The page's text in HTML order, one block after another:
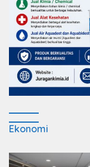
Ekonomi